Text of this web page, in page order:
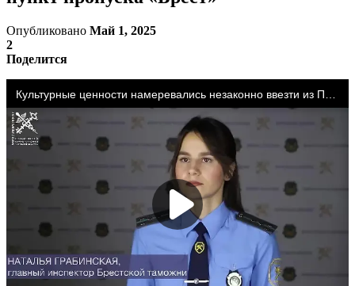
Опубликовано Май 1, 2025
2
Поделится